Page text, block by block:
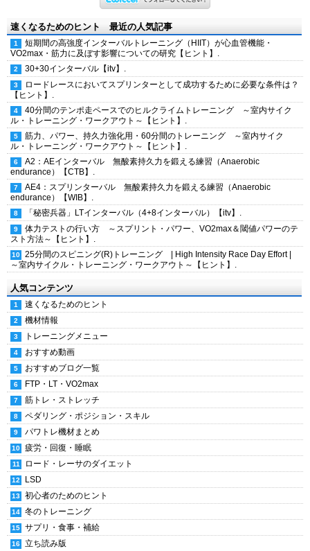
速くなるためのヒント 最近の人気記事
短期間の高強度インターバルトレーニング（HIIT）が心血管機能・
VO2max・筋力に及ぼす影響についての研究【ヒント】.
30+30インターバル【itv】.
ロードレースにおいてスプリンターとして成功するために必要な条件は？
【ヒント】.
40分間のテンポ走ペースでのヒルクライムトレーニング ～室内サイク
ル・トレーニング・ワークアウト～【ヒント】.
筋力、パワー、持久力強化用・60分間のトレーニング ～室内サイク
ル・トレーニング・ワークアウト～【ヒント】.
A2：AEインターバル 無酸素持久力を鍛える練習（Anaerobic
endurance）【CTB】.
AE4：スプリンターバル 無酸素持久力を鍛える練習（Anaerobic
endurance）【WIB】.
「秘密兵器」LTインターバル（4+8インターバル）【itv】.
体力テストの行い方 ～スプリント・パワー、VO2max＆閾値パワーのテ
スト方法～【ヒント】.
25分間のスピニング(R)トレーニング | High Intensity Race Day Effort |
～室内サイクル・トレーニング・ワークアウト～【ヒント】.
人気コンテンツ
速くなるためのヒント
機材情報
トレーニングメニュー
おすすめ動画
おすすめブログ一覧
FTP・LT・VO2max
筋トレ・ストレッチ
ペダリング・ポジション・スキル
パワトレ機材まとめ
疲労・回復・睡眠
ロード・レーサのダイエット
LSD
初心者のためのヒント
冬のトレーニング
サプリ・食事・補給
立ち読み版